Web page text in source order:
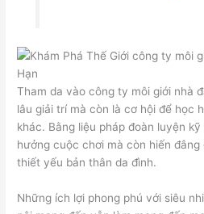
Tham da vào công ty môi giới nhà
lâu giải trí mà còn là cơ hội để học
khác. Bằng liệu pháp đoàn luyện
hưởng cuộc chơi mà còn hiến
thiết yếu bản thân da đình.
Những ích lợi phong phú với siêu